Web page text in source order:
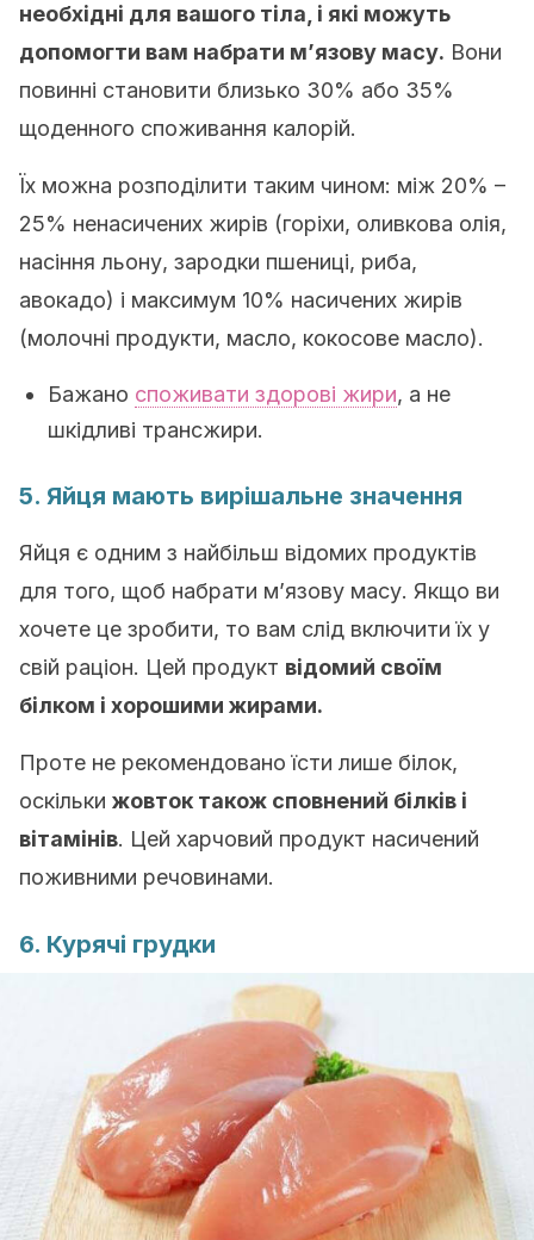
необхідні для вашого тіла, і які можуть
допомогти вам набрати м’язову масу. Вони
повинні становити близько 30% або 35%
щоденного споживання калорій.
Їх можна розподілити таким чином: між 20% –
25% ненасичених жирів (горіхи, оливкова олія,
насіння льону, зародки пшениці, риба,
авокадо) і максимум 10% насичених жирів
(молочні продукти, масло, кокосове масло).
Бажано споживати здорові жири, а не
шкідливі трансжири.
5. Яйця мають вирішальне значення
Яйця є одним з найбільш відомих продуктів
для того, щоб набрати м’язову масу. Якщо ви
хочете це зробити, то вам слід включити їх у
свій раціон. Цей продукт відомий своїм
білком і хорошими жирами.
Проте не рекомендовано їсти лише білок,
оскільки жовток також сповнений білків і
вітамінів. Цей харчовий продукт насичений
поживними речовинами.
6. Курячі грудки